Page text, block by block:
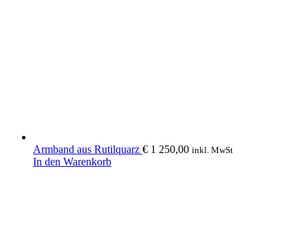
Armband aus Rutilquarz € 1 250,00 inkl. MwSt
In den Warenkorb